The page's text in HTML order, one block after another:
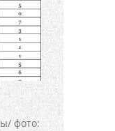
фото: